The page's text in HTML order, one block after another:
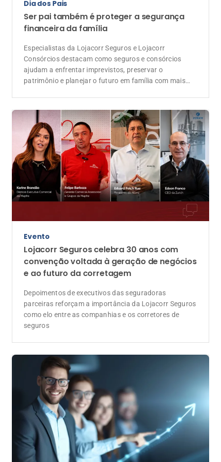
Dia dos Pais
Ser pai também é proteger a segurança
financeira da família
Especialistas da Lojacorr Seguros e Lojacorr
Consórcios destacam como seguros e consórcios
ajudam a enfrentar imprevistos, preservar o
patrimônio e planejar o futuro em família com mais
Evento
Lojacorr Seguros celebra 30 anos com
convenção voltada à geração de negócios
e ao futuro da corretagem
Depoimentos de executivos das seguradoras
parceiras reforçam a importância da Lojacorr Seguros
como elo entre as companhias e os corretores de
seguros